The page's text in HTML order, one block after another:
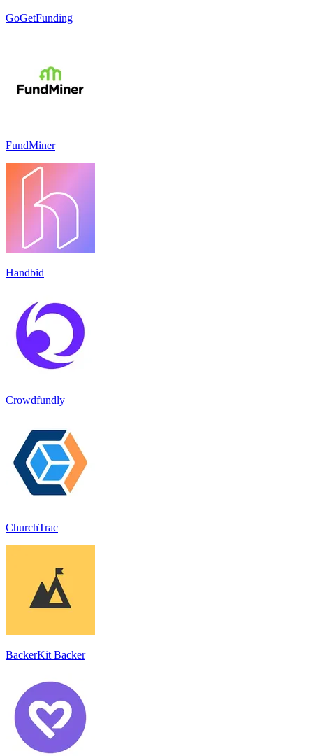
GoGetFunding
FundMiner
Handbid
Crowdfundly
ChurchTrac
BackerKit Backer